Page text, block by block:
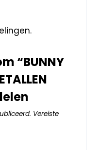
“BUNNY
Vereiste